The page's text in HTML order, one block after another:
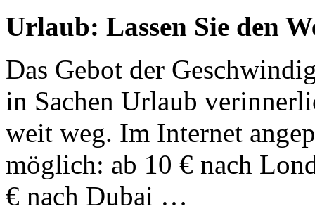
Urlaub: Lassen Sie den
Das Gebot der
in Sachen Urlaub
weit weg. Im Internet
möglich: ab 10 € nach
€ nach Dubai …